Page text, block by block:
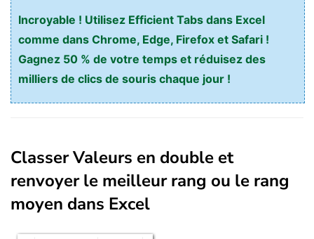
Incroyable ! Utilisez Efficient Tabs dans Excel
comme dans Chrome, Edge, Firefox et Safari !
Gagnez 50 % de votre temps et réduisez des
milliers de clics de souris chaque jour !
Classer Valeurs en double et
renvoyer le meilleur rang ou le rang
moyen dans Excel